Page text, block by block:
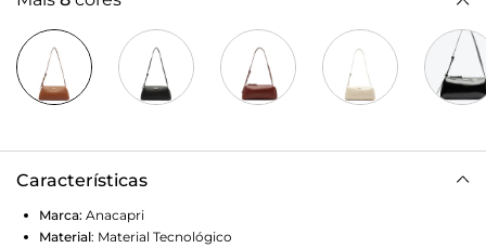
Características
Marca: Anacapri
Material: Material Tecnológico